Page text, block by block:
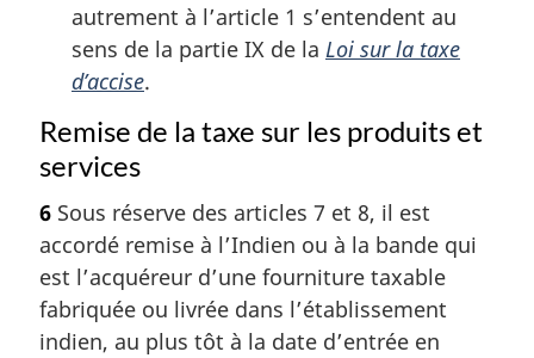
autrement à l’article 1 s’entendent au
sens de la partie IX de la Loi sur la taxe
d’accise.
Remise de la taxe sur les produits et
services
6 Sous réserve des articles 7 et 8, il est
accordé remise à l’Indien ou à la bande qui
est l’acquéreur d’une fourniture taxable
fabriquée ou livrée dans l’établissement
indien, au plus tôt à la date d’entrée en